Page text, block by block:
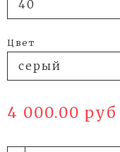
Цвет
4 000.00 руб